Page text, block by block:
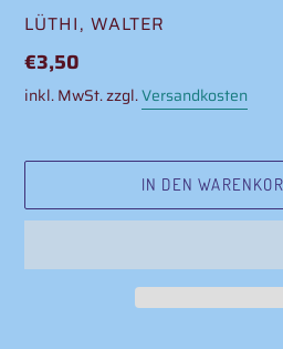
VERKÄUFER
LÜTHI, WALTER
Normaler
Preis
€3,50
inkl. MwSt. zzgl.Versandkosten
IN DEN